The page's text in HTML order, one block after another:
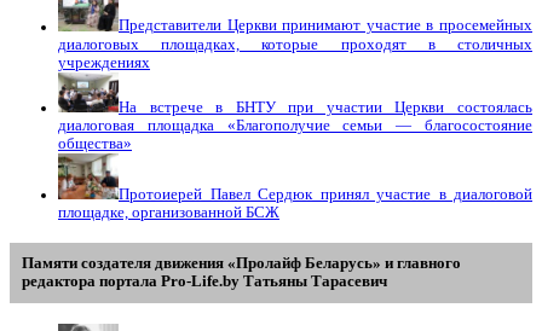
Представители Церкви принимают участие в просемейных
диалоговых площадках, которые проходят в столичных
учреждениях
На встрече в БНТУ при участии Церкви состоялась
диалоговая площадка «Благополучие семьи — благосостояние
общества»
Протоиерей Павел Сердюк принял участие в диалоговой
площадке, организованной БСЖ
Памяти создателя движения «Пролайф Беларусь» и главного
редактора портала Pro-Life.by Tатьяны Tарасевич